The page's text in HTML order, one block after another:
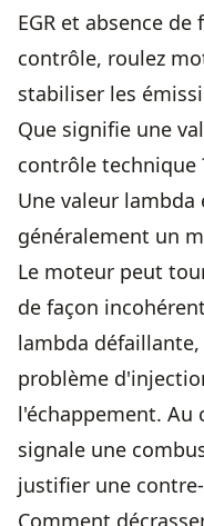
EGR et absence
contrôle, roulez
stabiliser les
Que signifie une
contrôle technique
Une valeur lambda
généralement un
Le moteur peut
de façon
lambda
problème
l'échappement. Au
signale une
justifier une
Comment